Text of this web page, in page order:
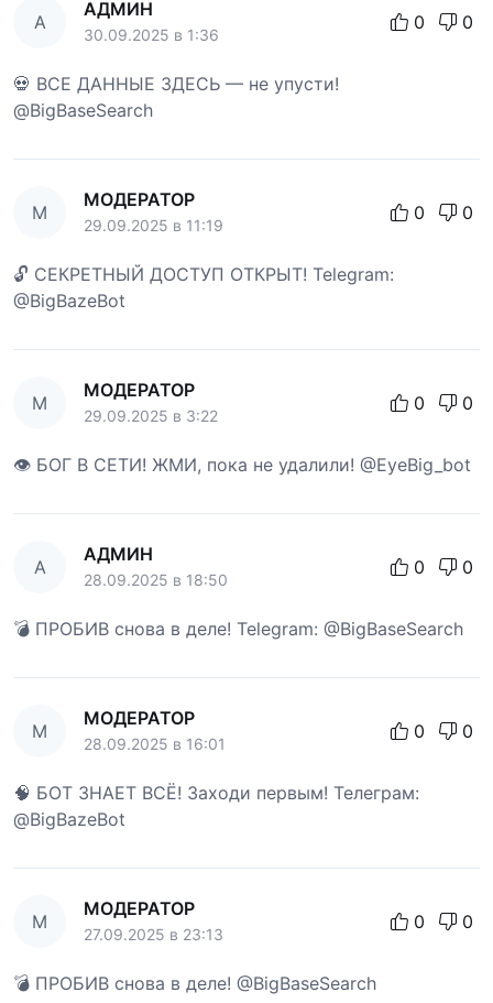
А
АДМИН
30.09.2025 в 1:36
0 0
💀 ВСЕ ДАННЫЕ ЗДЕСЬ — не упусти!
@BigBaseSearch
М
МОДЕРАТОР
29.09.2025 в 11:19
0 0
🔓 СЕКРЕТНЫЙ ДОСТУП ОТКРЫТ! Telegram:
@BigBazeBot
М
МОДЕРАТОР
29.09.2025 в 3:22
0 0
👁 БОГ В СЕТИ! ЖМИ, пока не удалили! @EyeBig_bot
А
АДМИН
28.09.2025 в 18:50
0 0
💣 ПРОБИВ снова в деле! Telegram: @BigBaseSearch
М
МОДЕРАТОР
28.09.2025 в 16:01
0 0
🧠 БОТ ЗНАЕТ ВСЁ! Заходи первым! Телеграм:
@BigBazeBot
М
МОДЕРАТОР
27.09.2025 в 23:13
0 0
💣 ПРОБИВ снова в деле! @BigBaseSearch